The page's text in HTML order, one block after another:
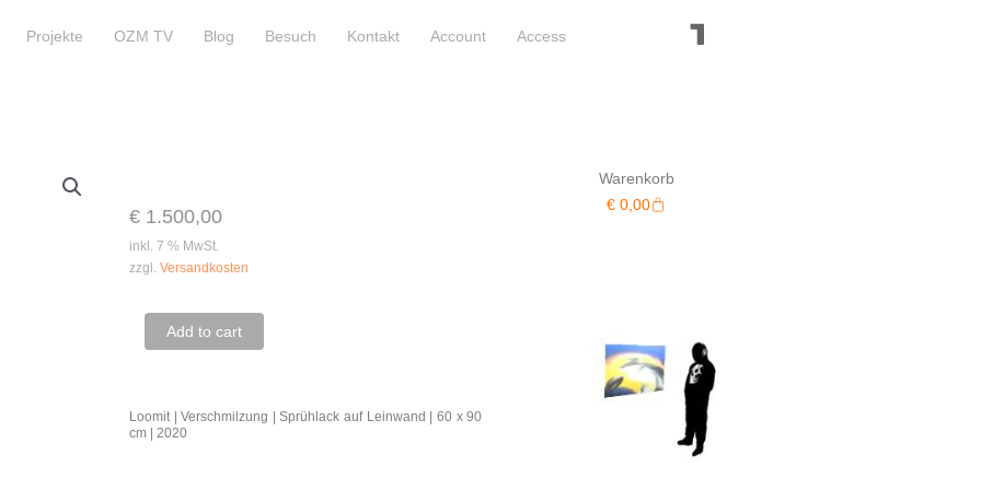
Projekte OZM TV Blog Besuch Kontakt Account Access
€1.500,00
inkl. 7 % MwSt.
zzgl. Versandkosten
Loomit
quantity
Add to cart
Loomit | Verschmilzung | Sprühlack auf Leinwand | 60 x 90
cm | 2020
Warenkorb
€ 0,00Warenkorb